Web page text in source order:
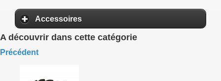
Accessoires
A découvrir dans cette catégorie
Précédent